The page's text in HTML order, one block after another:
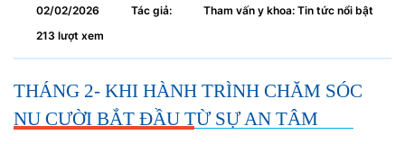
02/02/2026 Tác giả:
Tham vấn y khoa: Tin tức nổi bật
213 lượt xem
THÁNG 2- KHI HÀNH TRÌNH CHĂM SÓC
NỤ CƯỜI BẮT ĐẦU TỪ SỰ AN TÂM